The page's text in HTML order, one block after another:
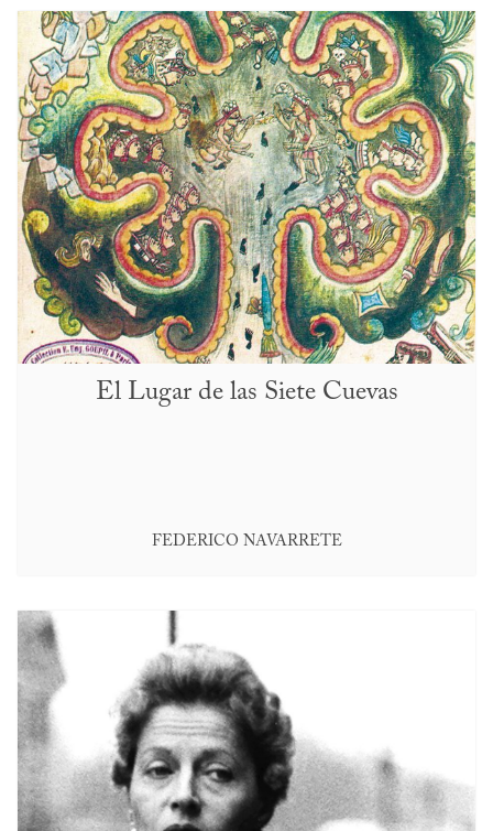
El Lugar de las Siete Cuevas
FEDERICO NAVARRETE